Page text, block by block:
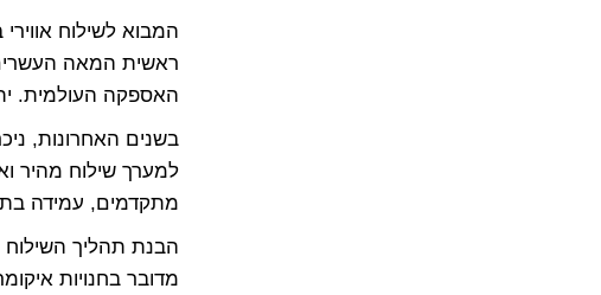
המבוא לשילוח
ראשית המאה
האספקה העולמית.
למערך שילוח מהיר
מתקדמים, עמידה
הבנת תהליך השילוח
מדובר בחנויות